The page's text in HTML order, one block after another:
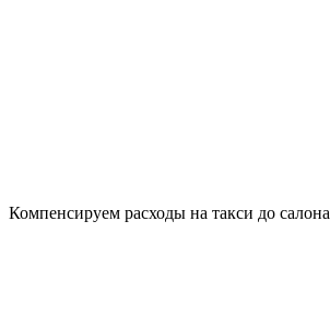
Компенсируем расходы на такси до салона